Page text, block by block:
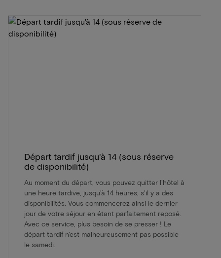
Départ tardif jusqu'à 14 (sous réserve
de disponibilité)
Au moment du départ, vous pouvez quitter l'hôtel à
une heure tardive, jusqu'à 14 heures, s'il y a des
disponibilités. Vous commencerez ainsi le dernier
jour de votre séjour en étant parfaitement reposé.
Avec ce service, plus besoin de se presser ! Le
départ tardif n'est malheureusement pas possible
le samedi.